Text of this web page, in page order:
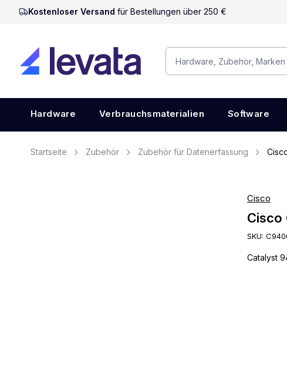
Kostenloser Versand für Bestellungen über 250 €
Hardware Verbrauchsmaterialien Software
Startseite Zubehör Zubehör für Datenerfassung
Cisco
Cisco
SKU:
Catalyst